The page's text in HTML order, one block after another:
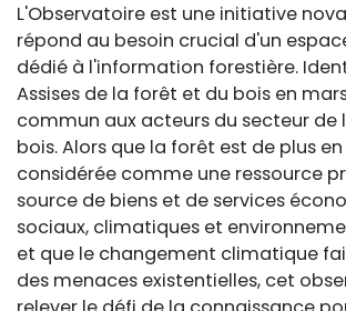
L'Observatoire est une initiative
répond au besoin crucial d'un
dédié à l'information forestière.
Assises de la forêt et du bois en
commun aux acteurs du secteur de
bois. Alors que la forêt est de plus
considérée comme une ressource
source de biens et de services
sociaux, climatiques et
et que le changement climatique
des menaces existentielles, cet